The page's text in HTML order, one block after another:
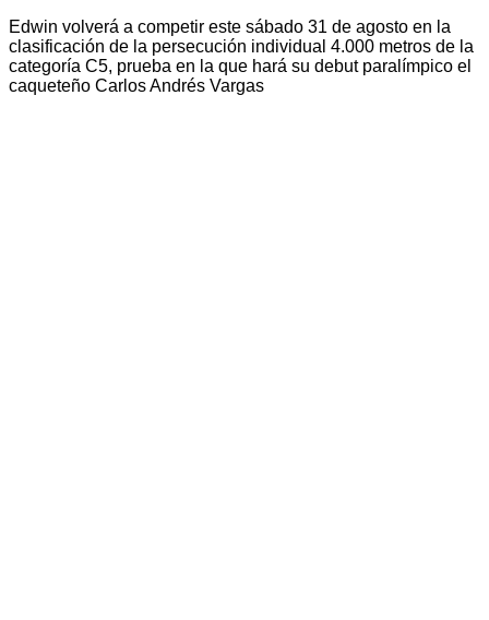
Edwin volverá a competir este sábado 31 de agosto en la
clasificación de la persecución individual 4.000 metros de la
categoría C5, prueba en la que hará su debut paralímpico el
caqueteño Carlos Andrés Vargas